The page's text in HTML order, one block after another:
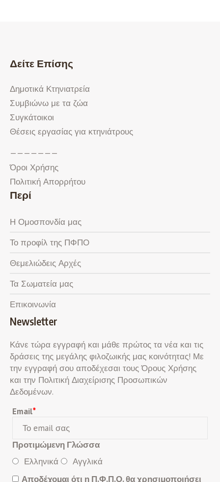
Δείτε Επίσης
Δημοτικά Κτηνιατρεία
Συμβιώνω με τα ζώα
Συγκάτοικοι
Θέσεις εργασίας για κτηνιάτρους
———————
Όροι Χρήσης
Πολιτική Απορρήτου
Περί
Η Ομοσπονδία μας
Το προφίλ της ΠΦΠΟ
Θεμελιώδεις Αρχές
Τα Σωματεία μας
Επικοινωνία
Newsletter
Κάνε τώρα εγγραφή και μάθε πρώτος τα νέα και τις
δράσεις της μεγάλης φιλοζωικής μας κοινότητας! Με
την εγγραφή σου αποδέχεσαι τους Όρους Χρήσης
και την Πολιτική Διαχείρισης Προσωπικών
Δεδομένων.
Email*
Προτιμώμενη Γλώσσα
Ελληνικά
Αγγλικά
Αποδέχομαι ότι η Π.Φ.Π.Ο. θα χρησιμοποιήσει